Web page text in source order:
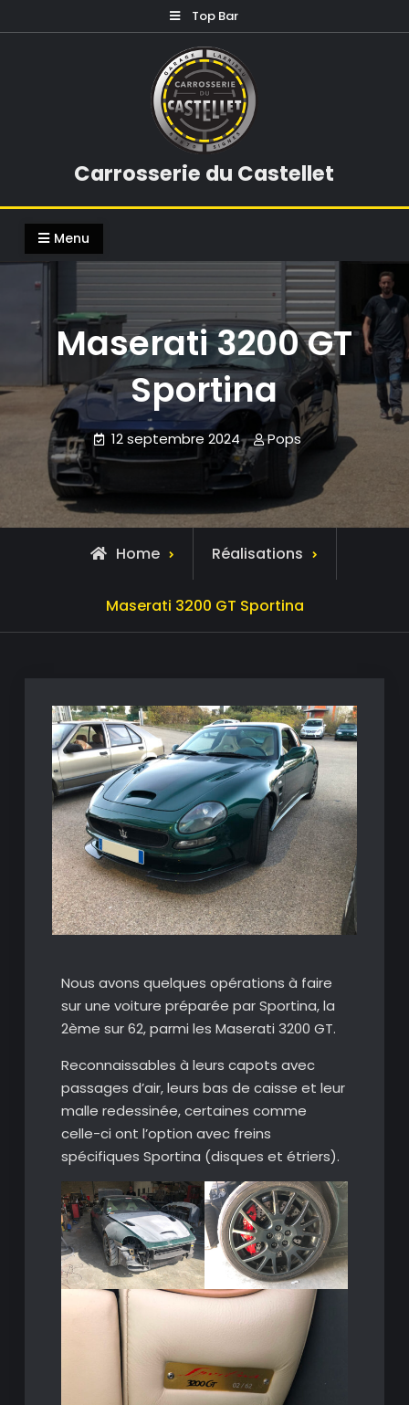
to
Top Bar
Carrosserie du Castellet
Menu
Maserati 3200 GT
Sportina
12 septembre 2024 Pops
Home Réalisations
Maserati 3200 GT Sportina
Nous avons quelques opérations à faire
sur une voiture préparée par Sportina, la
2ème sur 62, parmi les Maserati 3200 GT.
Reconnaissables à leurs capots avec
passages d’air, leurs bas de caisse et leur
malle redessinée, certaines comme
celle-ci ont l’option avec freins
spécifiques Sportina (disques et étriers).